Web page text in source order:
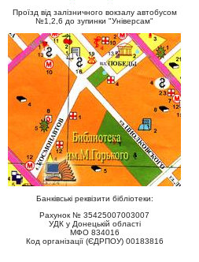
Проїзд від залізничного вокзалу автобусом
№1,2,6 до зупинки "Універсам"
Банківські реквізити бібліотеки:
Рахунок № 35425007003007
УДК у Донецькій області
МФО 834016
Код організації (ЄДРПОУ) 00183816